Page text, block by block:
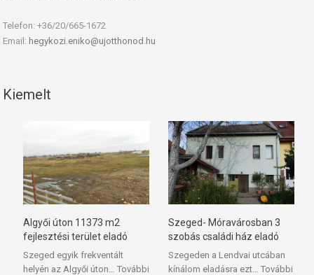
Telefon: +36/20/665-1672
Email: hegykozi.eniko@ujotthonod.hu
Kiemelt
Algyői úton 11373 m2
fejlesztési terület eladó
Szeged egyik frekventált
helyén az Algyői úton… További
Szeged- Móravárosban 3
szobás családi ház eladó
Szegeden a Lendvai utcában
kínálom eladásra ezt… További